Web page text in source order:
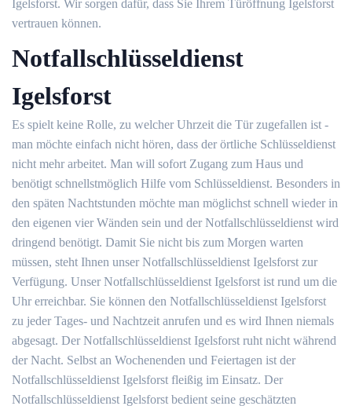
Igelsforst. Wir sorgen dafür, dass Sie Ihrem Türöffnung Igelsforst
vertrauen können.
Notfallschlüsseldienst
Igelsforst
Es spielt keine Rolle, zu welcher Uhrzeit die Tür zugefallen ist -
man möchte einfach nicht hören, dass der örtliche Schlüsseldienst
nicht mehr arbeitet. Man will sofort Zugang zum Haus und
benötigt schnellstmöglich Hilfe vom Schlüsseldienst. Besonders in
den späten Nachtstunden möchte man möglichst schnell wieder in
den eigenen vier Wänden sein und der Notfallschlüsseldienst wird
dringend benötigt. Damit Sie nicht bis zum Morgen warten
müssen, steht Ihnen unser Notfallschlüsseldienst Igelsforst zur
Verfügung. Unser Notfallschlüsseldienst Igelsforst ist rund um die
Uhr erreichbar. Sie können den Notfallschlüsseldienst Igelsforst
zu jeder Tages- und Nachtzeit anrufen und es wird Ihnen niemals
abgesagt. Der Notfallschlüsseldienst Igelsforst ruht nicht während
der Nacht. Selbst an Wochenenden und Feiertagen ist der
Notfallschlüsseldienst Igelsforst fleißig im Einsatz. Der
Notfallschlüsseldienst Igelsforst bedient seine geschätzten